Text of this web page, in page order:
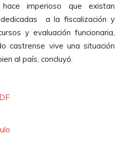
imperioso que existan
a la fiscalización y
y evaluación funcionaria,
castrense vive una situación
al país, concluyó.